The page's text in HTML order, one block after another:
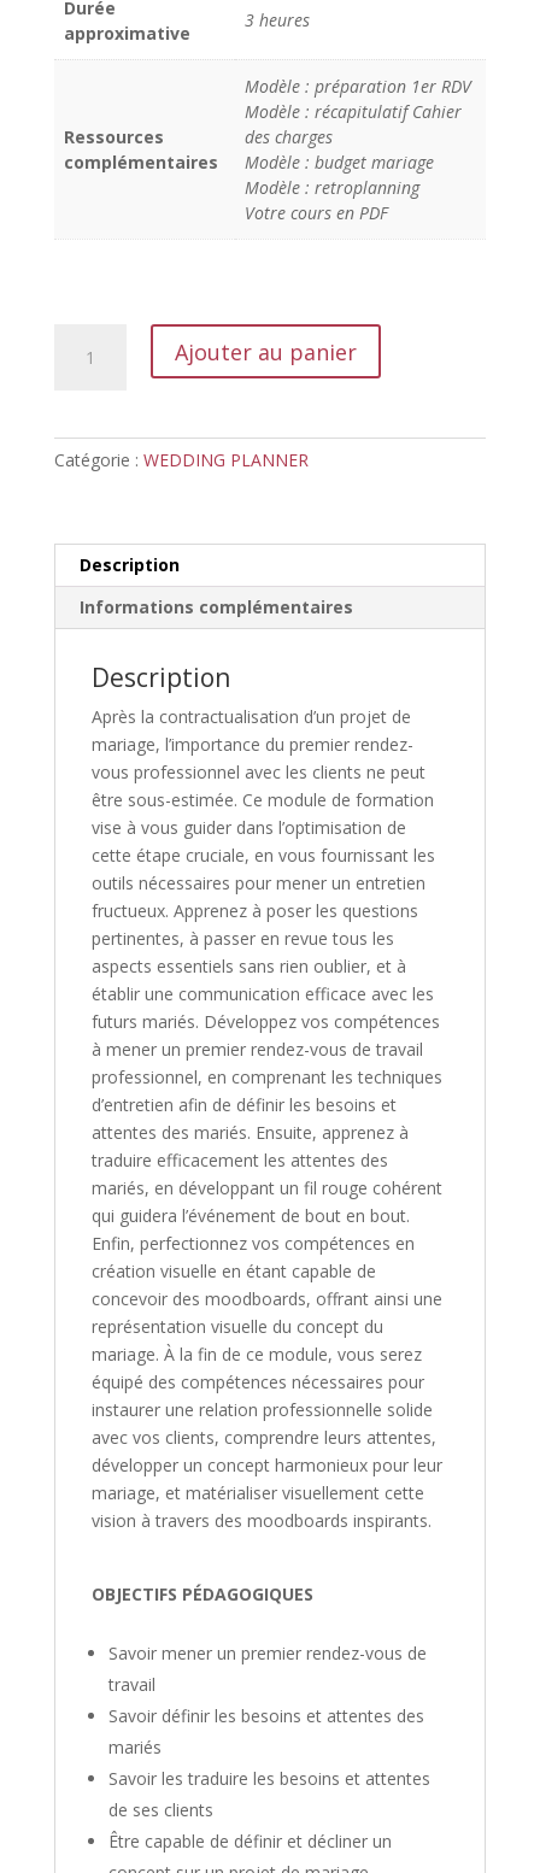
Durée
approximative
3 heures
Ressources
complémentaires
Modèle : préparation 1er RDV
Modèle : récapitulatif Cahier
des charges
Modèle : budget mariage
Modèle : retroplanning
Votre cours en PDF
besoins
mariés
Ajouter au panier
Catégorie : WEDDING PLANNER
Description
Informations complémentaires
Description
Après la contractualisation d’un projet de
mariage, l’importance du premier rendez-
vous professionnel avec les clients ne peut
être sous-estimée. Ce module de formation
vise à vous guider dans l’optimisation de
cette étape cruciale, en vous fournissant les
outils nécessaires pour mener un entretien
fructueux. Apprenez à poser les questions
pertinentes, à passer en revue tous les
aspects essentiels sans rien oublier, et à
établir une communication efficace avec les
futurs mariés. Développez vos compétences
à mener un premier rendez-vous de travail
professionnel, en comprenant les techniques
d’entretien afin de définir les besoins et
attentes des mariés. Ensuite, apprenez à
traduire efficacement les attentes des
mariés, en développant un fil rouge cohérent
qui guidera l’événement de bout en bout.
Enfin, perfectionnez vos compétences en
création visuelle en étant capable de
concevoir des moodboards, offrant ainsi une
représentation visuelle du concept du
mariage. À la fin de ce module, vous serez
équipé des compétences nécessaires pour
instaurer une relation professionnelle solide
avec vos clients, comprendre leurs attentes,
développer un concept harmonieux pour leur
mariage, et matérialiser visuellement cette
vision à travers des moodboards inspirants.
OBJECTIFS PÉDAGOGIQUES
Savoir mener un premier rendez-vous de
travail
Savoir définir les besoins et attentes des
mariés
Savoir les traduire les besoins et attentes
de ses clients
Être capable de définir et décliner un